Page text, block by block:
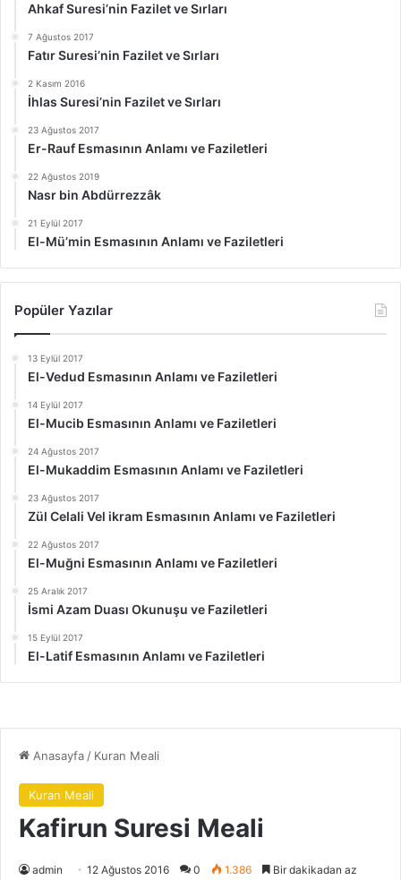
Ahkaf Suresi’nin Fazilet ve Sırları
7 Ağustos 2017
Fatır Suresi’nin Fazilet ve Sırları
2 Kasım 2016
İhlas Suresi’nin Fazilet ve Sırları
23 Ağustos 2017
Er-Rauf Esmasının Anlamı ve Faziletleri
22 Ağustos 2019
Nasr bin Abdürrezzâk
21 Eylül 2017
El-Mü’min Esmasının Anlamı ve Faziletleri
Popüler Yazılar
13 Eylül 2017
El-Vedud Esmasının Anlamı ve Faziletleri
14 Eylül 2017
El-Mucib Esmasının Anlamı ve Faziletleri
24 Ağustos 2017
El-Mukaddim Esmasının Anlamı ve Faziletleri
23 Ağustos 2017
Zül Celali Vel ikram Esmasının Anlamı ve Faziletleri
22 Ağustos 2017
El-Muğni Esmasının Anlamı ve Faziletleri
25 Aralık 2017
İsmi Azam Duası Okunuşu ve Faziletleri
15 Eylül 2017
El-Latif Esmasının Anlamı ve Faziletleri